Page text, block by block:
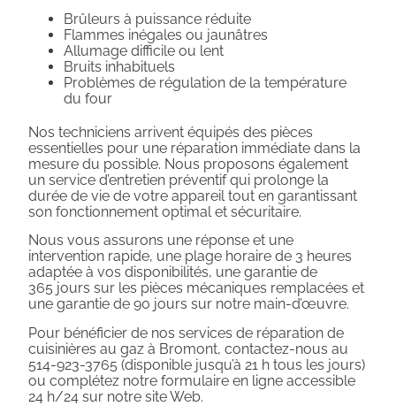
Brûleurs à puissance réduite
Flammes inégales ou jaunâtres
Allumage difficile ou lent
Bruits inhabituels
Problèmes de régulation de la température
du four
Nos techniciens arrivent équipés des pièces
essentielles pour une réparation immédiate dans la
mesure du possible. Nous proposons également
un service d’entretien préventif qui prolonge la
durée de vie de votre appareil tout en garantissant
son fonctionnement optimal et sécuritaire.
Nous vous assurons une réponse et une
intervention rapide, une plage horaire de 3 heures
adaptée à vos disponibilités, une garantie de
365 jours sur les pièces mécaniques remplacées et
une garantie de 90 jours sur notre main-d’œuvre.
Pour bénéficier de nos services de réparation de
cuisinières au gaz à Bromont, contactez-nous au
514-923-3765 (disponible jusqu’à 21 h tous les jours)
ou complétez notre formulaire en ligne accessible
24 h/24 sur notre site Web.